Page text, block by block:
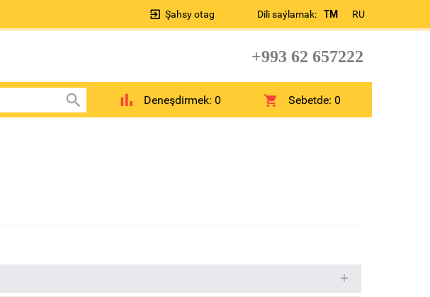
Dili saýlamak: TM RU
Şahsy otag
+993 62 657222
Deneşdirmek: 0 Sebetde:0